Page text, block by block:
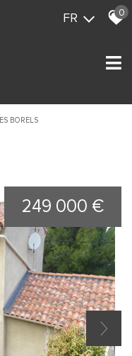
FR 0
BORELS
249 000 €